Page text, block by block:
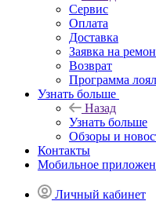
Сервис
Оплата
Доставка
Заявка на
Возврат
Программа
Узнать больше
Назад
Узнать больше
Обзоры и
Контакты
Мобильное
Личный кабинет